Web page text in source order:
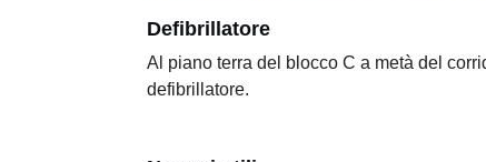
Defibrillatore
Al piano terra del blocco C a metà del
defibrillatore.